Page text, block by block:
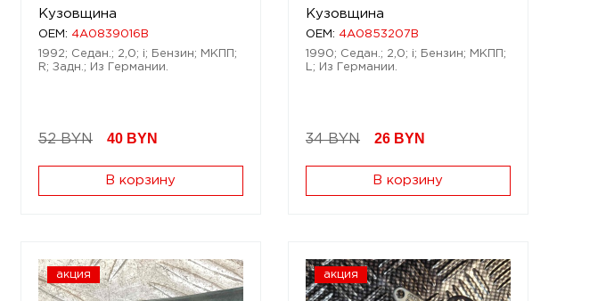
Кузовщина
OEM: 4A0839016B
1992; Седан.; 2,0; i; Бензин; МКПП;
R; Задн.; Из Германии.
52 BYN 40 BYN
В корзину
Кузовщина
OEM: 4A0853207B
1990; Седан.; 2,0; i; Бензин; МКПП;
L; Из Германии.
34 BYN 26 BYN
В корзину
акция акция